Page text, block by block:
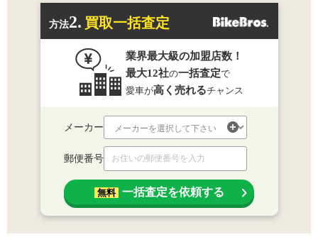
方法2. 買取一括査定
業界最大級の加盟店数！
最大12社の一括査定で
愛車が高く売れるチャンス
メーカー
郵便番号
無料 一括査定を依頼する